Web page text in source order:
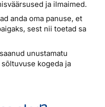
ja ilmaimed.
anda oma panuse, et
sest nii toetad sa
unustamatu
kogeda ja